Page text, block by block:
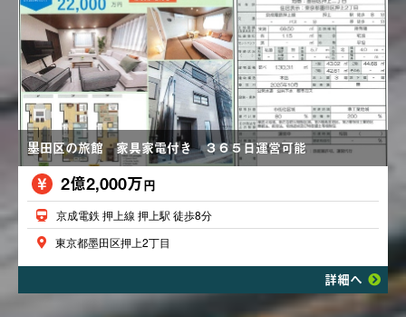
墨田区の旅館 家具家電付き ３６５日運営可能
2億2,000万円
京成電鉄 押上線 押上駅 徒歩8分
東京都墨田区押上2丁目
詳細へ